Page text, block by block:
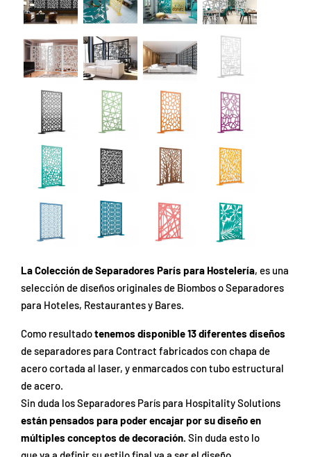
La Colección de Separadores París para Hostelería, es una
selección de diseños originales de Biombos o Separadores
para Hoteles, Restaurantes y Bares.
Como resultadotenemos disponible 13 diferentes diseños
de separadores para Contract fabricados con chapa de
acero cortada al laser, y enmarcados con tubo estructural
de acero.
Sin duda los Separadores París para Hospitality Solutions
están pensados para poder encajar por su diseño en
múltiples conceptos de decoración. Sin duda esto lo